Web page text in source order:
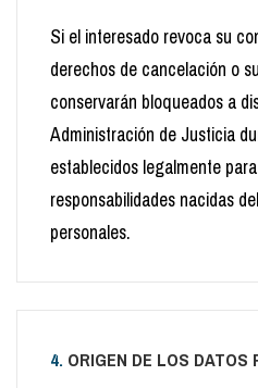
Si el interesado revoca su
derechos de cancelación o
conservarán bloqueados a
Administración de Justicia
establecidos legalmente
responsabilidades nacidas
personales.
4.ORIGEN DE LOS DATOS